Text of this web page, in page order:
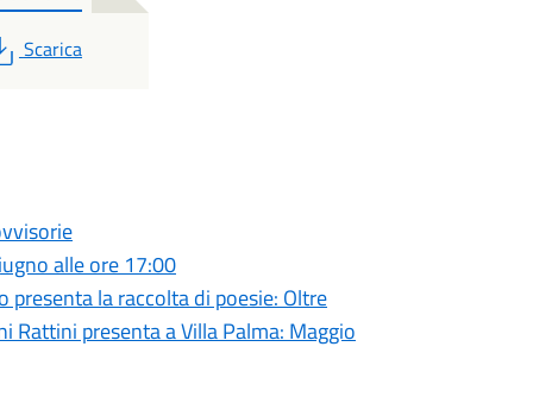
PDF
Scarica
alle ore 17:00
la raccolta di poesie: Oltre
Rattini presenta a Villa Palma: Maggio